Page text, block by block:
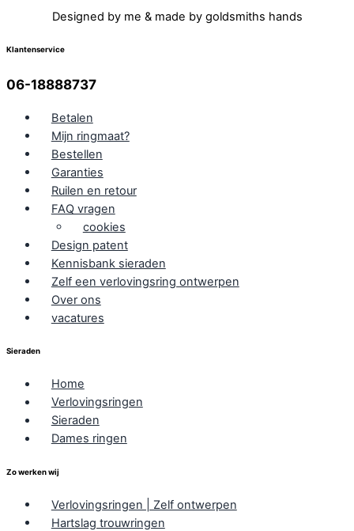
Designed by me & made by goldsmiths hands
Klantenservice
06-18888737
Betalen
Mijn ringmaat?
Bestellen
Garanties
Ruilen en retour
FAQ vragen
cookies
Design patent
Kennisbank sieraden
Zelf een verlovingsring ontwerpen
Over ons
vacatures
Sieraden
Home
Verlovingsringen
Sieraden
Dames ringen
Zo werken wij
Verlovingsringen | Zelf ontwerpen
Hartslag trouwringen